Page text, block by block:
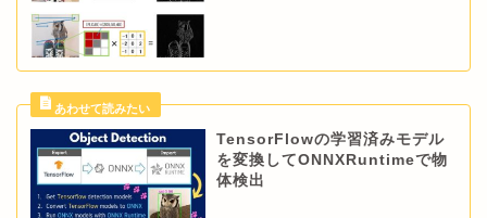
TensorFlowの学習済みモデル
を変換してONNXRuntimeで物
体検出